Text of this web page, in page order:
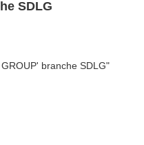
SDLG